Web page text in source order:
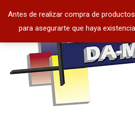
Antes de realizar compra de
para asegurarte que haya